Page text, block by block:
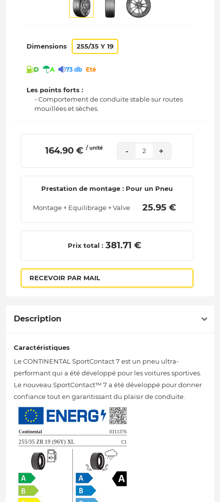
Dimensions 255/35 Y 19
D A 73 db Eté
Les points forts :
- Comportement de conduite stable sur routes
mouillées et sèches.
164.90 € / unité - 2 +
Prestation de montage : Pour un Pneu
Montage + Equilibrage + Valve 25.95 €
Prix total : 381.71 €
RECEVOIR PAR MAIL
Description
Caractéristiques
Le CONTINENTAL SportContact 7 est un pneu ultra-
performant qui a été développé pour les voitures sportives.
Le nouveau SportContact™ 7 a été développé pour donner
confiance tout en garantissant du plaisir de conduite.